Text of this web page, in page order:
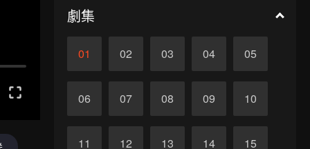
劇集
01 02 03 04 05
06 07 08 09 10
11 12 13 14 15